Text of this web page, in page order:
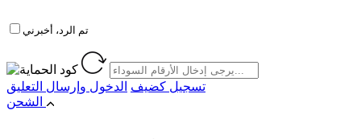
تم الرد، أخبرني
تسجيل كضيف الدخول وإرسال التعليق